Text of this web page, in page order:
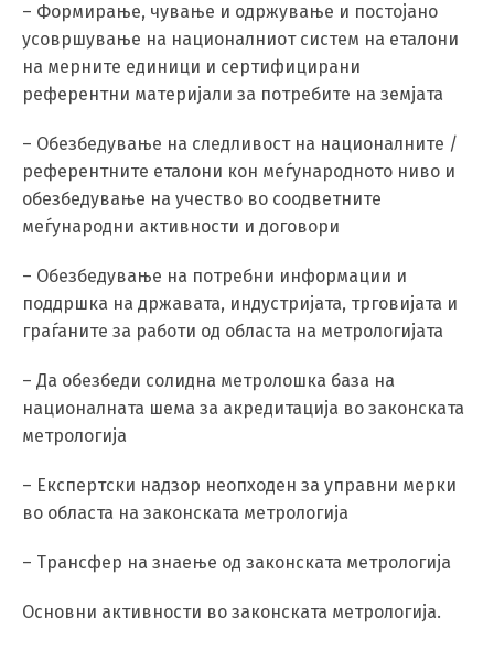
– Формирање, чување и одржување и постојано
усовршување на националниот систем на еталони
на мерните единици и сертифицирани
референтни материјали за потребите на земјата
– Обезбедување на следливост на националните /
референтните еталони кон меѓународното ниво и
обезбедување на учество во соодветните
меѓународни активности и договори
– Обезбедување на потребни информации и
поддршка на државата, индустријата, трговијата и
граѓаните за работи од областа на метрологијата
– Да обезбеди солидна метролошка база на
националната шема за акредитација во законската
метрологија
– Експертски надзор неопходен за управни мерки
во областа на законската метрологија
– Трансфер на знаење од законската метрологија
Основни активности во законската метрологија.